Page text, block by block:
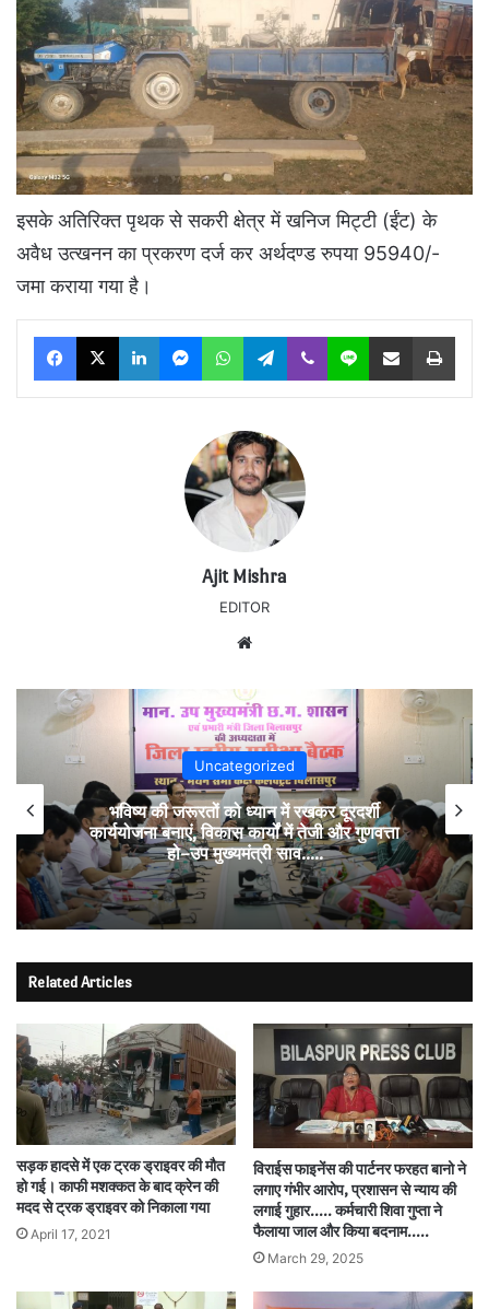
इसके अतिरिक्त पृथक से सकरी क्षेत्र में खनिज मिट्टी (ईंट) के
अवैध उत्खनन का प्रकरण दर्ज कर अर्थदण्ड रुपया 95940/-
जमा कराया गया है।
Facebook
X LinkedInMessengerWhatsAppTelegram
Viber Line Share via Email Print
Ajit Mishra
EDITOR
Uncategorized
भविष्य की जरूरतों को ध्यान में रखकर दूरदर्शी
कार्ययोजना बनाएं, विकास कार्यों में तेजी और गुणवत्ता
हो–उप मुख्यमंत्री साव…..
Related Articles
सड़क हादसे में एक ट्रक ड्राइवर की मौत
हो गई। काफी मशक्कत के बाद क्रेन की
मदद से ट्रक ड्राइवर को निकाला गया
April 17, 2021
विराईस फाइनेंस की पार्टनर फरहत बानो ने
लगाए गंभीर आरोप, प्रशासन से न्याय की
लगाई गुहार….. कर्मचारी शिवा गुप्ता ने
फैलाया जाल और किया बदनाम…..
March 29, 2025